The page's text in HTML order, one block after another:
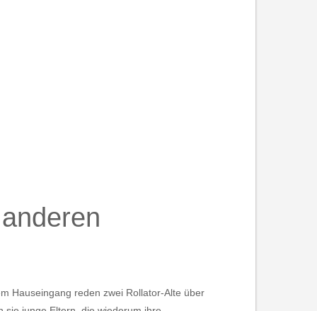
Hauseingang reden zwei Rollator-Alte über